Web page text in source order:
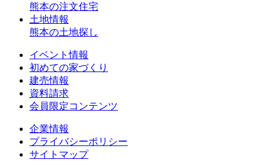
熊本の注文住宅
土地情報
熊本の土地探し
イベント情報
初めての家づくり
建売情報
資料請求
会員限定コンテンツ
企業情報
プライバシーポリシー
サイトマップ